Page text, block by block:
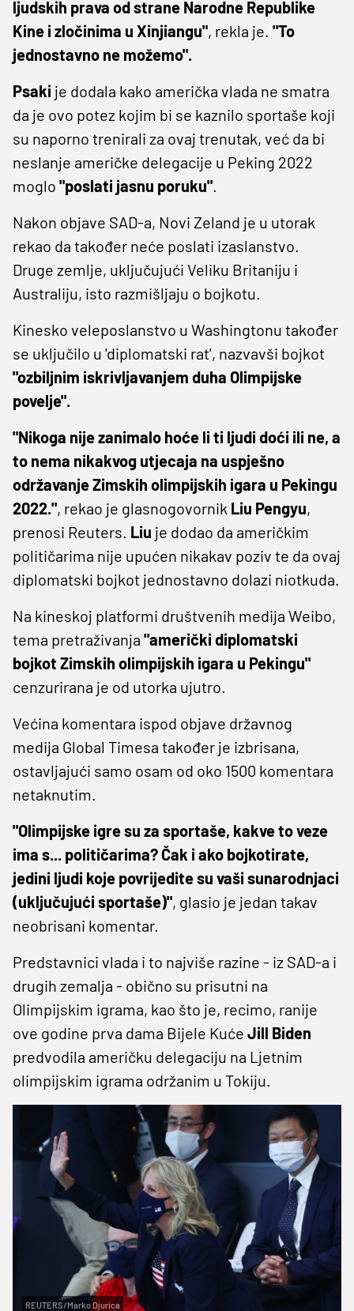
ljudskih prava od strane Narodne Republike
Kine i zločinima u Xinjiangu", rekla je. "To
jednostavno ne možemo".
Psaki je dodala kako američka vlada ne smatra
da je ovo potez kojim bi se kaznilo sportaše koji
su naporno trenirali za ovaj trenutak, već da bi
neslanje američke delegacije u Peking 2022
moglo "poslati jasnu poruku".
Nakon objave SAD-a, Novi Zeland je u utorak
rekao da također neće poslati izaslanstvo.
Druge zemlje, uključujući Veliku Britaniju i
Australiju, isto razmišljaju o bojkotu.
Kinesko veleposlanstvo u Washingtonu također
se uključilo u 'diplomatski rat', nazvavši bojkot
"ozbiljnim iskrivljavanjem duha Olimpijske
povelje".
"Nikoga nije zanimalo hoće li ti ljudi doći ili ne, a
to nema nikakvog utjecaja na uspješno
održavanje Zimskih olimpijskih igara u Pekingu
2022.", rekao je glasnogovornik Liu Pengyu,
prenosi Reuters. Liu je dodao da američkim
političarima nije upućen nikakav poziv te da ovaj
diplomatski bojkot jednostavno dolazi niotkuda.
Na kineskoj platformi društvenih medija Weibo,
tema pretraživanja "američki diplomatski
bojkot Zimskih olimpijskih igara u Pekingu"
cenzurirana je od utorka ujutro.
Većina komentara ispod objave državnog
medija Global Timesa također je izbrisana,
ostavljajući samo osam od oko 1500 komentara
netaknutim.
"Olimpijske igre su za sportaše, kakve to veze
ima s... političarima? Čak i ako bojkotirate,
jedini ljudi koje povrijedite su vaši sunarodnjaci
(uključujući sportaše)", glasio je jedan takav
neobrisani komentar.
Predstavnici vlada i to najviše razine - iz SAD-a i
drugih zemalja - obično su prisutni na
Olimpijskim igrama, kao što je, recimo, ranije
ove godine prva dama Bijele Kuće Jill Biden
predvodila američku delegaciju na Ljetnim
olimpijskim igrama održanim u Tokiju.
REUTERS/Marko Djurica